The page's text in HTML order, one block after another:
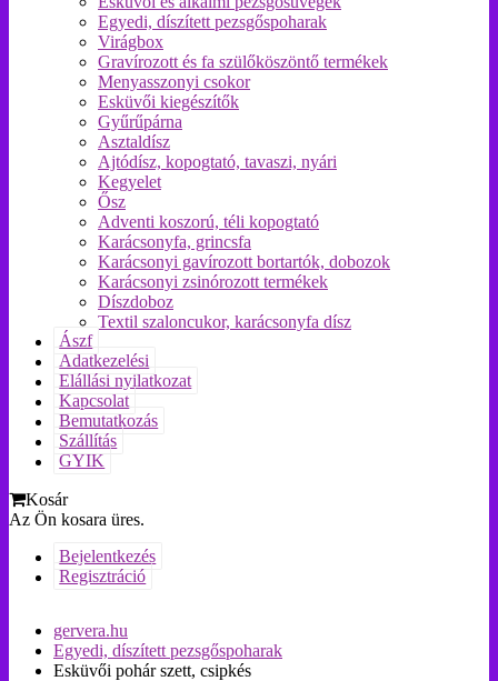
Egyedi, díszített pezsgőspoharak
Virágbox
Gravírozott és fa szülőköszöntő termékek
Menyasszonyi csokor
Esküvői kiegészítők
Gyűrűpárna
Asztaldísz
Ajtódísz, kopogtató, tavaszi, nyári
Kegyelet
Ősz
Adventi koszorú, téli kopogtató
Karácsonyfa, grincsfa
Karácsonyi gavírozott bortartók, dobozok
Karácsonyi zsinórozott termékek
Díszdoboz
Textil szaloncukor, karácsonyfa dísz
Ászf
Adatkezelési
Elállási nyilatkozat
Kapcsolat
Bemutatkozás
Szállítás
GYIK
Kosár
Az Ön kosara üres.
Bejelentkezés
Regisztráció
gervera.hu
Egyedi, díszített pezsgőspoharak
Esküvői pohár szett, csipkés